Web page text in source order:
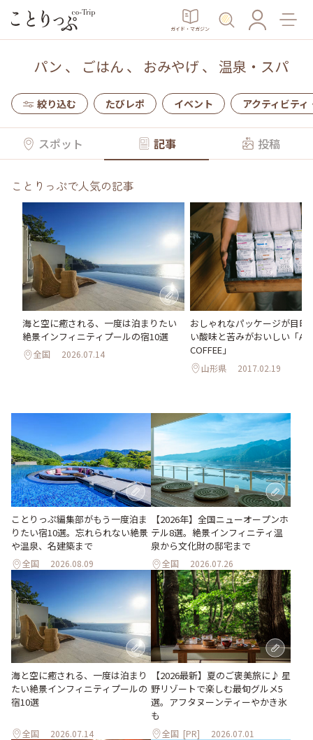
ガイド・マガジン
パン 、 ごはん 、 おみやげ 、 温泉・スパ
絞り込む たびレポ イベント アクティビティ
スポット 記事 投稿
ことりっぷで人気の記事
海と空に癒される、一度は泊まりたい
絶景インフィニティプールの宿10選
全国 2026.07.14
おしゃれなパッケージが目印
い酸味と苦みがおいしい「
COFFEE」
山形県 2017.02.19
ことりっぷ編集部がもう一度泊ま
りたい宿10選。忘れられない絶景
や温泉、名建築まで
全国 2026.08.09
【2026年】全国ニューオープンホ
テル8選。絶景インフィニティ温
泉から文化財の邸宅まで
全国 2026.07.26
海と空に癒される、一度は泊まり
たい絶景インフィニティプールの
宿10選
全国 2026.07.14
【2026最新】夏のご褒美旅に♪ 星
野リゾートで楽しむ最旬グルメ5
選。アフタヌーンティーやかき氷
も
全国 [PR] 2026.07.01